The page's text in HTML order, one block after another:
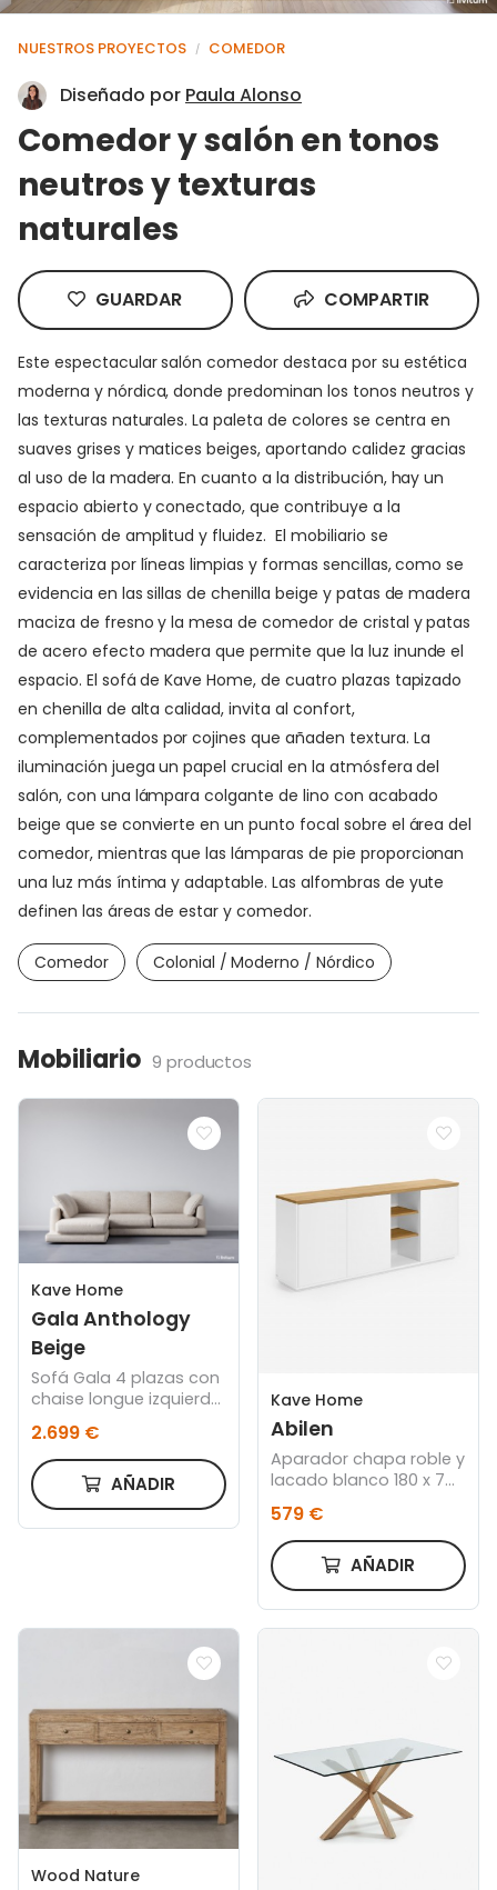
NUESTROS PROYECTOS / COMEDOR
Diseñado por Paula Alonso
Comedor y salón en tonos
neutros y texturas
naturales
GUARDAR COMPARTIR
Este espectacular salón comedor destaca por su estética
moderna y nórdica, donde predominan los tonos neutros y
las texturas naturales. La paleta de colores se centra en
suaves grises y matices beiges, aportando calidez gracias
al uso de la madera. En cuanto a la distribución, hay un
espacio abierto y conectado, que contribuye a la
sensación de amplitud y fluidez. El mobiliario se
caracteriza por líneas limpias y formas sencillas, como se
evidencia en las sillas de chenilla beige y patas de madera
maciza de fresno y la mesa de comedor de cristal y patas
de acero efecto madera que permite que la luz inunde el
espacio. El sofá de Kave Home, de cuatro plazas tapizado
en chenilla de alta calidad, invita al confort,
complementados por cojines que añaden textura. La
iluminación juega un papel crucial en la atmósfera del
salón, con una lámpara colgante de lino con acabado
beige que se convierte en un punto focal sobre el área del
comedor, mientras que las lámparas de pie proporcionan
una luz más íntima y adaptable. Las alfombras de yute
definen las áreas de estar y comedor.
Comedor Colonial / Moderno / Nórdico
Mobiliario 9 productos
Kave Home
Gala Anthology
Beige
Sofá Gala 4 plazas con
chaise longue izquierdo
categoría A
2.699 €
AÑADIR
Kave Home
Abilen
Aparador chapa roble y
lacado blanco 180 x 75
579 €
AÑADIR
Wood Nature